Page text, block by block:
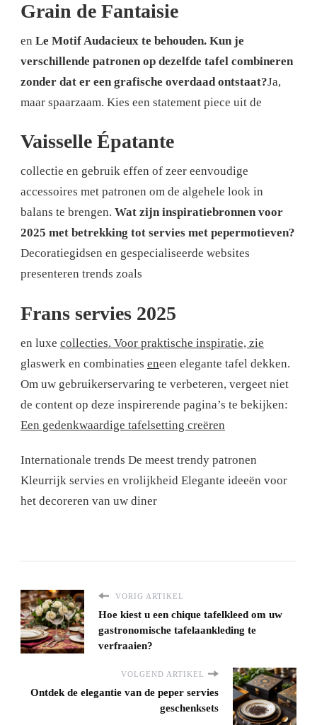
Grain de Fantaisie
en Le Motif Audacieux te behouden. Kun je
verschillende patronen op dezelfde tafel combineren
zonder dat er een grafische overdaad ontstaat?Ja,
maar spaarzaam. Kies een statement piece uit de
Vaisselle Épatante
collectie en gebruik effen of zeer eenvoudige
accessoires met patronen om de algehele look in
balans te brengen. Wat zijn inspiratiebronnen voor
2025 met betrekking tot servies met pepermotieven?
Decoratiegidsen en gespecialiseerde websites
presenteren trends zoals
Frans servies 2025
en luxe collecties. Voor praktische inspiratie, zie
glaswerk en combinaties eneen elegante tafel dekken.
Om uw gebruikerservaring te verbeteren, vergeet niet
de content op deze inspirerende pagina’s te bekijken:
Een gedenkwaardige tafelsetting creëren
Internationale trends De meest trendy patronen
Kleurrijk servies en vrolijkheid Elegante ideeën voor
het decoreren van uw diner
VORIG ARTIKEL
Hoe kiest u een chique tafelkleed om uw
gastronomische tafelaankleding te
verfraaien?
VOLGEND ARTIKEL
Ontdek de elegantie van de peper servies
geschenksets